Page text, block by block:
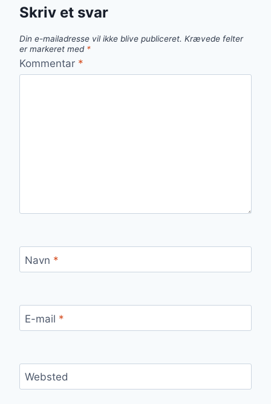
Skriv et svar
Din e-mailadresse vil ikke blive publiceret. Krævede felter
er markeret med *
Kommentar *
Navn *
E-mail *
Websted